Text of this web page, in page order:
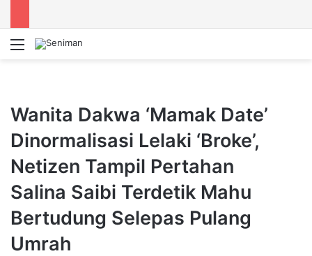
Menu
Wanita Dakwa ‘Mamak Date’
Dinormalisasi Lelaki ‘Broke’,
Netizen Tampil Pertahan
Salina Saibi Terdetik Mahu
Bertudung Selepas Pulang
Umrah